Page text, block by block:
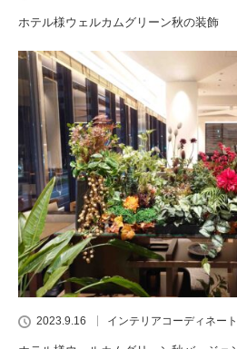
ホテル様ウェルカムグリーン秋の装飾
2023.9.16 インテリアコーディネート